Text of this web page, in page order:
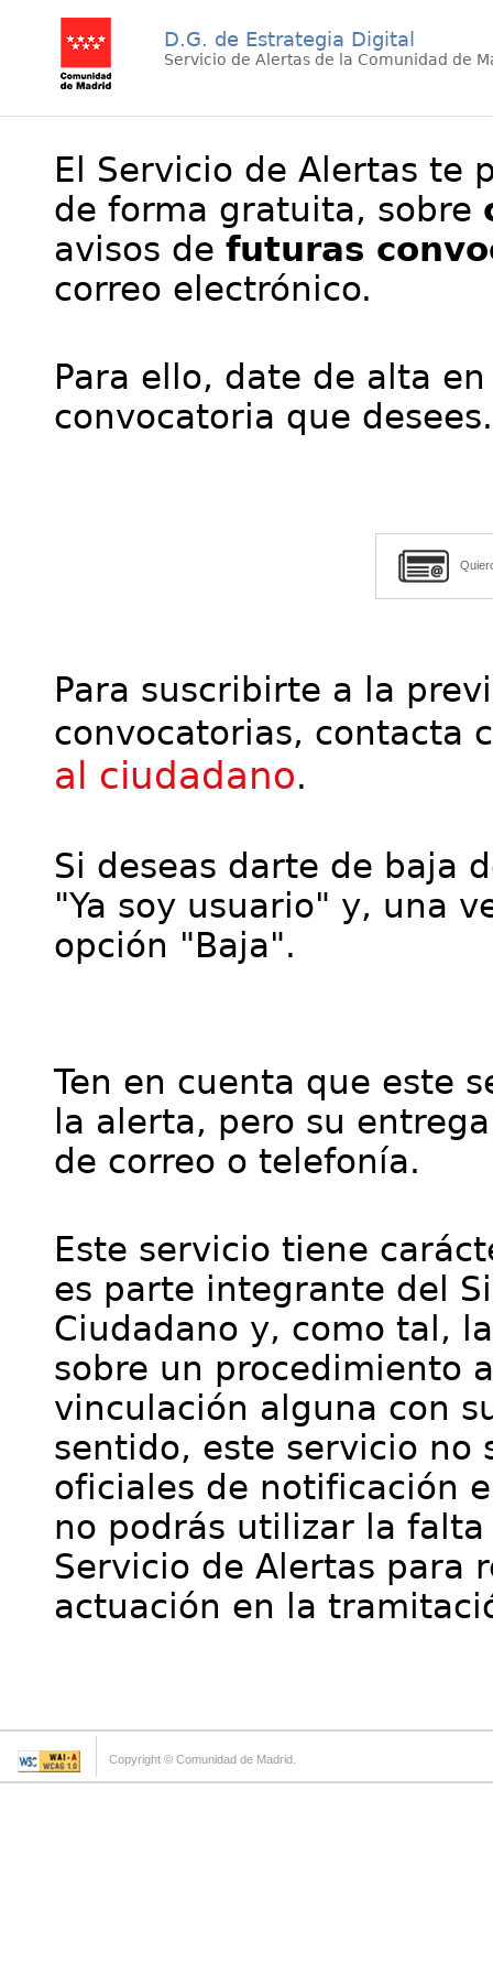
D.G. de Estrategia Digital
Servicio de Alertas de la Comunidad de
El Servicio de Alertas te
de forma gratuita, sobre
avisos de futuras
correo electrónico.
Para ello, date de alta
convocatoria que desees.
Para suscribirte a la
convocatorias, contacta
al ciudadano.
Si deseas darte de baja
"Ya soy usuario" y, una
opción "Baja".
Ten en cuenta que este
la alerta, pero su
de correo o telefonía.
Este servicio tiene
es parte integrante del
Ciudadano y, como tal,
sobre un procedimiento
vinculación alguna con
sentido, este servicio no
oficiales de notificación
no podrás utilizar la
Servicio de Alertas para
actuación en la
Copyright © Comunidad de Madrid.